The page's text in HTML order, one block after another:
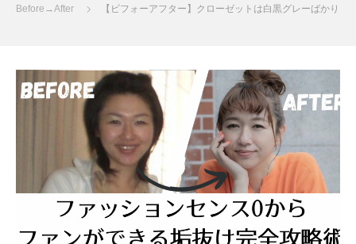
Before→After
【ビフォーアフター】クローゼットは白黒グレーばかり